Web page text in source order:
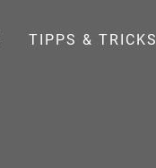
TIPPS & TRICKS